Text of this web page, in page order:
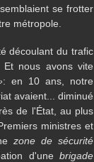
se frotter
métropole.
découlant du trafic
nous avons vite
: en 10 ans, notre
avaient... diminué
de l'État, au plus
ministres et
zone de sécurité
d'une brigade